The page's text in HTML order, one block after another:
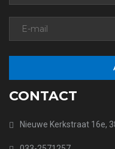
CONTACT
Nieuwe Kerkstraat 16e,